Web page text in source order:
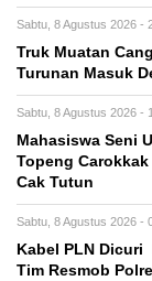
Sabtu, 8 Agustus 2026 -
Truk Muatan
Turunan Masuk
Sabtu, 8 Agustus 2026 -
Mahasiswa Seni
Topeng
Cak Tutun
Sabtu, 8 Agustus 2026 -
Kabel PLN Dicuri
Tim Resmob